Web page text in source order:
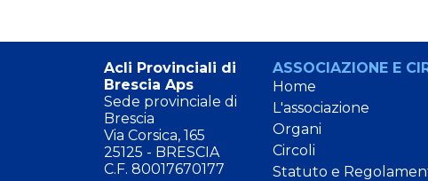
Acli Provinciali di
Brescia Aps
Sede provinciale di
Brescia
Via Corsica, 165
25125 - BRESCIA
C.F. 80017670177
ASSOCIAZIONE E
Home
L'associazione
Organi
Circoli
Statuto e